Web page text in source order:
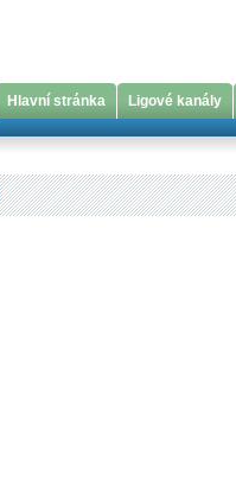
Hlavní stránka Ligové kanály